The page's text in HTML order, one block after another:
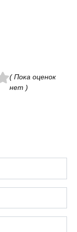
( Пока оценок
нет )